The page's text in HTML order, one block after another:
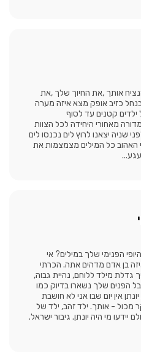
יודע איך להנציח אותך ,את החיוך שלך ,את
כזיב אופק מצא איזה מערה
קטנים עד לסוף
מאחורי היחידה לכל הצוות
שניה יצאנו לרוץ לים נכנסו לים
האהוב כל המילים מצמצמות את
הפנימי שלך במילים? אי
בן אדם מדהים אתה. הכרתי
גדלת מילד ללוחם, נהיית גבוה,
הפנים שלך נשארו בדיוק כמו
הפנים של הילד הקטן שהכרתי... יונתן אין יום שבו אני לא חושבת
מכול - אותך. ילד זהב, ילד של
רוגע. אני אדאג להנציח אותך. כולם יידעו מי היה יונתן. גיבור ישראל.